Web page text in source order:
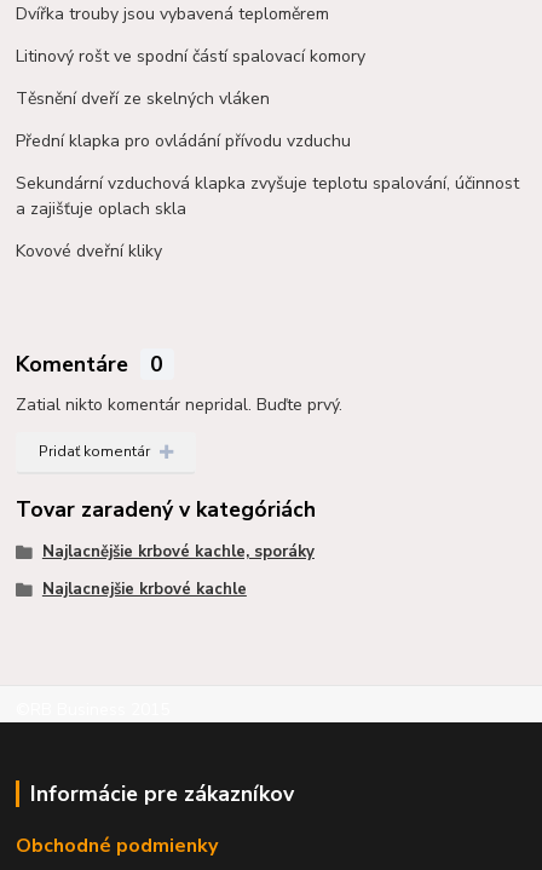
Dvířka trouby jsou vybavená teploměrem
Litinový rošt ve spodní částí spalovací komory
Těsnění dveří ze skelných vláken
Přední klapka pro ovládání přívodu vzduchu
Sekundární vzduchová klapka zvyšuje teplotu spalování, účinnost
a zajišťuje oplach skla
Kovové dveřní kliky
Komentáre 0
Zatial nikto komentár nepridal. Buďte prvý.
Pridať komentár
Tovar zaradený v kategóriách
Najlacnějšie krbové kachle, sporáky
Najlacnejšie krbové kachle
Informácie pre zákazníkov
Obchodné podmienky